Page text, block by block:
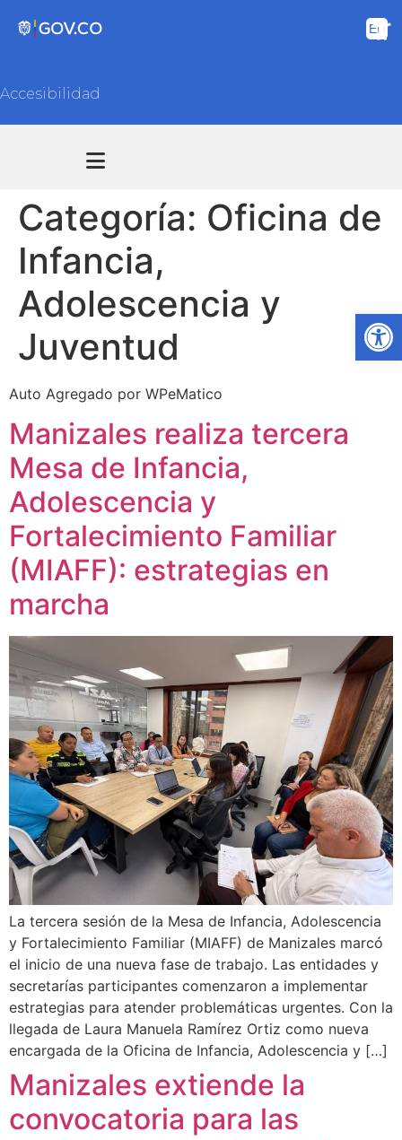
Accesibilidad
Categoría: Oficina de
Infancia,
Adolescencia y
Juventud
Auto Agregado por WPeMatico
Manizales realiza tercera
Mesa de Infancia,
Adolescencia y
Fortalecimiento Familiar
(MIAFF): estrategias en
marcha
La tercera sesión de la Mesa de Infancia, Adolescencia
y Fortalecimiento Familiar (MIAFF) de Manizales marcó
el inicio de una nueva fase de trabajo. Las entidades y
secretarías participantes comenzaron a implementar
estrategias para atender problemáticas urgentes. Con la
llegada de Laura Manuela Ramírez Ortiz como nueva
encargada de la Oficina de Infancia, Adolescencia y […]
Manizales extiende la
convocatoria para las